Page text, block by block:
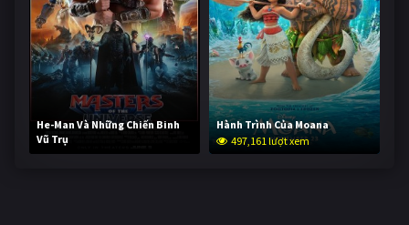
He-Man Và Những Chiến Binh
Vũ Trụ
246,353 lượt xem
Hành Trình Của Moana
497,161 lượt xem